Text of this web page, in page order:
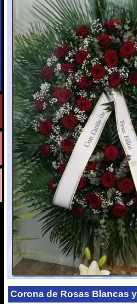
Corona de Rosas Blancas y Rojas